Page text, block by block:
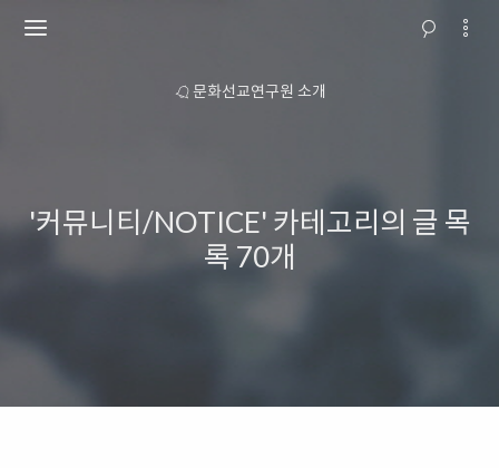
문화선교연구원 소개
'커뮤니티/NOTICE' 카테고리의 글 목
록70개